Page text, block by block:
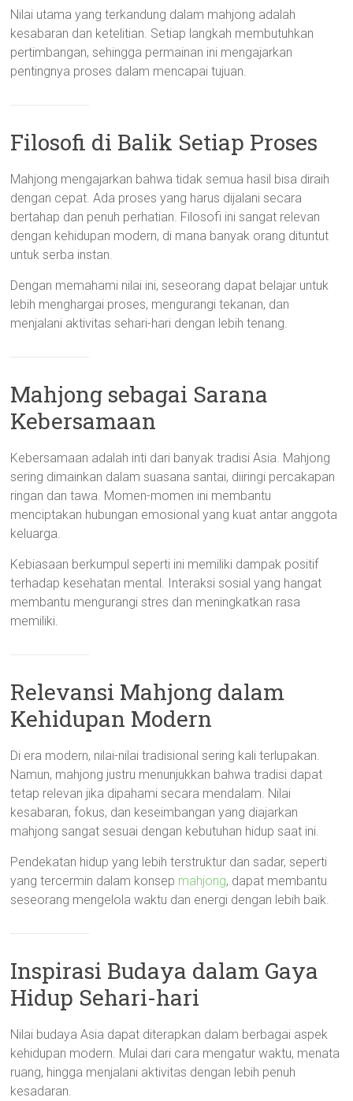
Nilai utama yang terkandung dalam mahjong adalah
kesabaran dan ketelitian. Setiap langkah membutuhkan
pertimbangan, sehingga permainan ini mengajarkan
pentingnya proses dalam mencapai tujuan.
Filosofi di Balik Setiap Proses
Mahjong mengajarkan bahwa tidak semua hasil bisa diraih
dengan cepat. Ada proses yang harus dijalani secara
bertahap dan penuh perhatian. Filosofi ini sangat relevan
dengan kehidupan modern, di mana banyak orang dituntut
untuk serba instan.
Dengan memahami nilai ini, seseorang dapat belajar untuk
lebih menghargai proses, mengurangi tekanan, dan
menjalani aktivitas sehari-hari dengan lebih tenang.
Mahjong sebagai Sarana
Kebersamaan
Kebersamaan adalah inti dari banyak tradisi Asia. Mahjong
sering dimainkan dalam suasana santai, diiringi percakapan
ringan dan tawa. Momen-momen ini membantu
menciptakan hubungan emosional yang kuat antar anggota
keluarga.
Kebiasaan berkumpul seperti ini memiliki dampak positif
terhadap kesehatan mental. Interaksi sosial yang hangat
membantu mengurangi stres dan meningkatkan rasa
memiliki.
Relevansi Mahjong dalam
Kehidupan Modern
Di era modern, nilai-nilai tradisional sering kali terlupakan.
Namun, mahjong justru menunjukkan bahwa tradisi dapat
tetap relevan jika dipahami secara mendalam. Nilai
kesabaran, fokus, dan keseimbangan yang diajarkan
mahjong sangat sesuai dengan kebutuhan hidup saat ini.
Pendekatan hidup yang lebih terstruktur dan sadar, seperti
yang tercermin dalam konsep mahjong, dapat membantu
seseorang mengelola waktu dan energi dengan lebih baik.
Inspirasi Budaya dalam Gaya
Hidup Sehari-hari
Nilai budaya Asia dapat diterapkan dalam berbagai aspek
kehidupan modern. Mulai dari cara mengatur waktu, menata
ruang, hingga menjalani aktivitas dengan lebih penuh
kesadaran.